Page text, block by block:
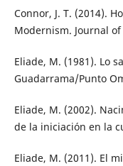
Connor, J. T. (2014).
Modernism. Journal
Eliade, M. (1981). Lo
Guadarrama/Punto
Eliade, M. (2002).
de la iniciación en la
Eliade, M. (2011). El